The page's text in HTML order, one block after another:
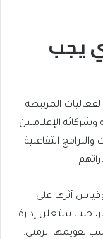
يجب
المرتبطة
الإعلاميين.
التفاعلية
أثرها على
حيث ستعلن إدارة
تقويمها الزمني.